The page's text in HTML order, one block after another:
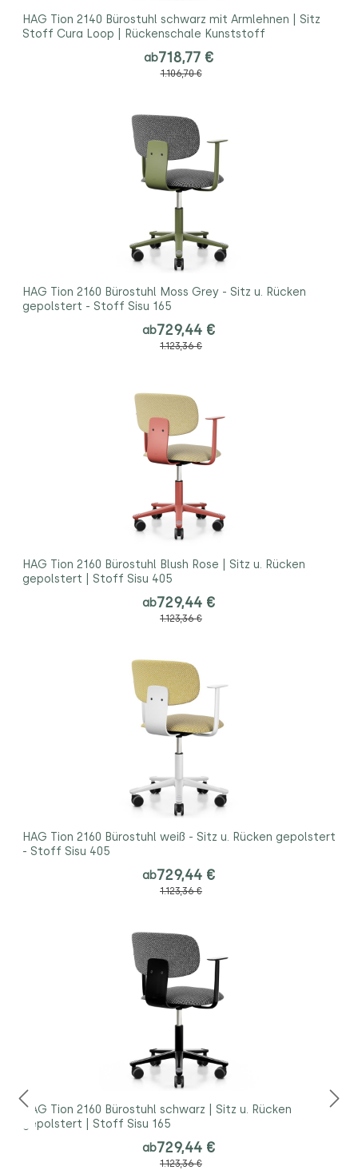
HAG Tion 2140 Bürostuhl schwarz mit Armlehnen | Sitz
Stoff Cura Loop | Rückenschale Kunststoff
ab718,77 €
1.106,70 €
HAG Tion 2160 Bürostuhl Moss Grey - Sitz u. Rücken
gepolstert - Stoff Sisu 165
ab729,44 €
1.123,36 €
HAG Tion 2160 Bürostuhl Blush Rose | Sitz u. Rücken
gepolstert | Stoff Sisu 405
ab729,44 €
1.123,36 €
HAG Tion 2160 Bürostuhl weiß - Sitz u. Rücken gepolstert
- Stoff Sisu 405
ab729,44 €
1.123,36 €
HAG Tion 2160 Bürostuhl schwarz | Sitz u. Rücken
gepolstert | Stoff Sisu 165
ab729,44 €
1.123,36 €